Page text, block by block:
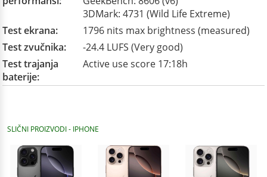
3DMark: 4731 (Wild Life Extreme)
Test ekrana:
1796 nits max brightness (measured)
Test zvučnika:
-24.4 LUFS (Very good)
Test trajanja
baterije:
Active use score 17:18h
SLIČNI PROIZVODI - IPHONE